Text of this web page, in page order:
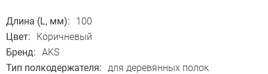
Длина (L, мм):
100
Цвет:
Коричневый
Бренд: AKS
Тип полкодержателя: для деревянных полок